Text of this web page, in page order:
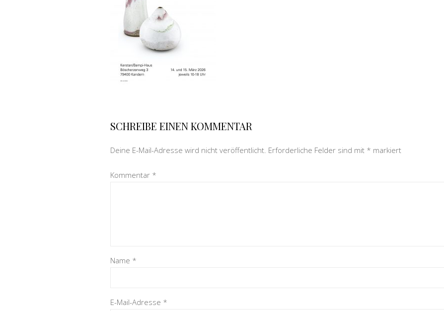
SCHREIBE EINEN KOMMENTAR
Deine E-Mail-Adresse wird nicht veröffentlicht. Erforderliche Felder sind mit * markiert
Kommentar *
Name *
E-Mail-Adresse *